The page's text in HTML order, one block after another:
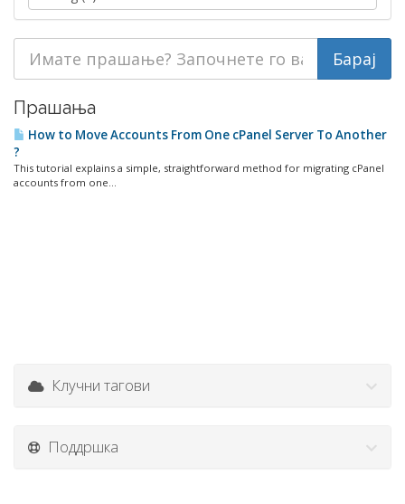
Прашања
How to Move Accounts From One cPanel Server To Another
?
This tutorial explains a simple, straightforward method for migrating cPanel
accounts from one...
Клучни тагови
Поддршка